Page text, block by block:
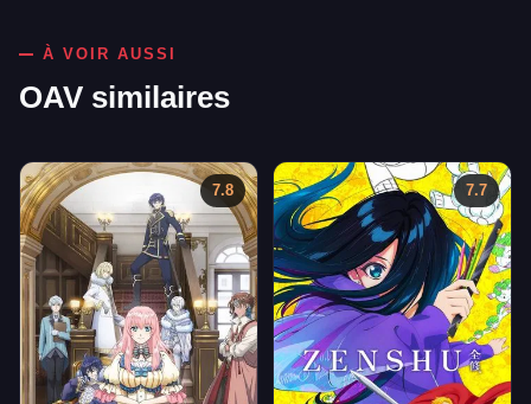
À VOIR AUSSI
OAV similaires
7.8 7.7